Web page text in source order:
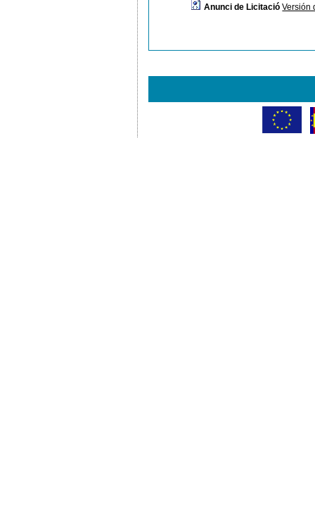
Anunci de Licitació Versión